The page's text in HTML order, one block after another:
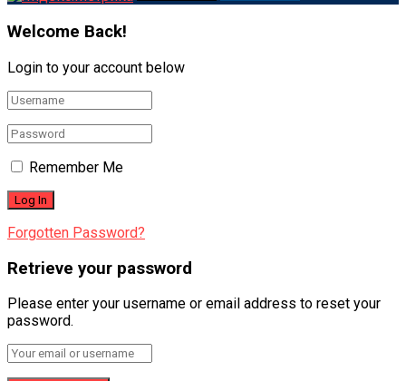
Welcome Back!
Login to your account below
Remember Me
Forgotten Password?
Retrieve your password
Please enter your username or email address to reset your
password.